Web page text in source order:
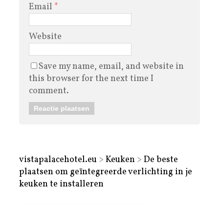
Email *
Website
Save my name, email, and website in
this browser for the next time I
comment.
vistapalacehotel.eu > Keuken > De beste
plaatsen om geïntegreerde verlichting in je
keuken te installeren